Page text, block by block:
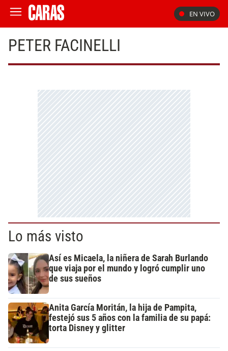
EN VIVO
PETER FACINELLI
Lo más visto
Así es Micaela, la niñera de Sarah Burlando
que viaja por el mundo y logró cumplir uno
de sus sueños
Anita García Moritán, la hija de Pampita,
festejó sus 5 años con la familia de su papá:
torta Disney y glitter